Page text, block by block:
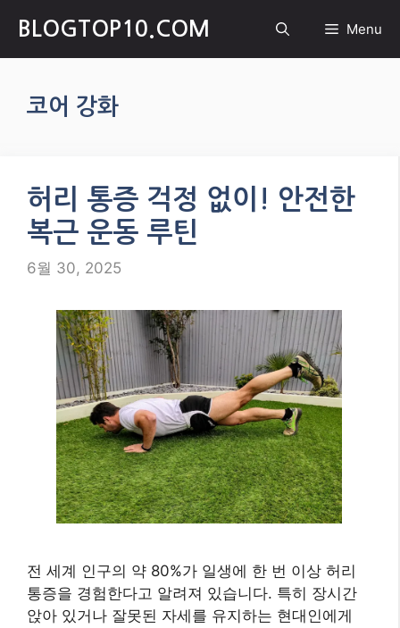
content
BLOGTOP10.COM Menu
코어 강화
허리 통증 걱정 없이! 안전한
복근 운동 루틴
6월 30, 2025
전 세계 인구의 약 80%가 일생에 한 번 이상 허리
통증을 경험한다고 알려져 있습니다. 특히 장시간
앉아 있거나 잘못된 자세를 유지하는 현대인에게